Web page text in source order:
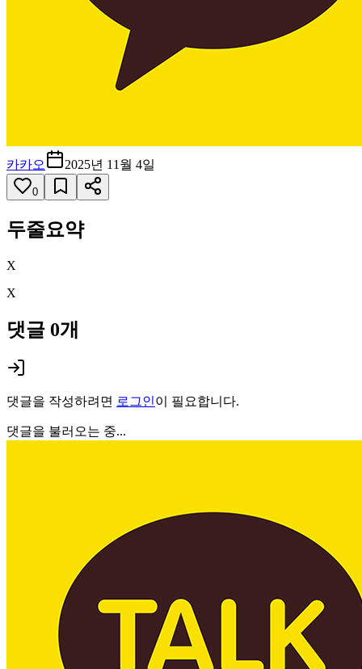
카카오 2025년 11월 4일
0
두줄요약
X
X
댓글 0개
댓글을 작성하려면 로그인이 필요합니다.
댓글을 불러오는 중...